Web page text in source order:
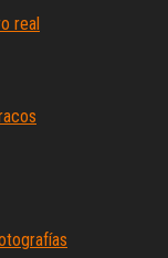
real